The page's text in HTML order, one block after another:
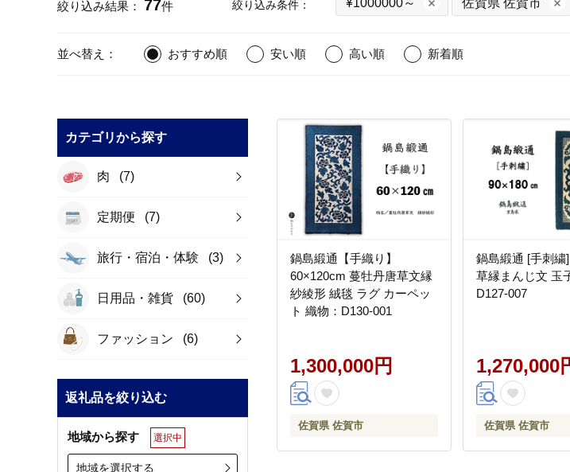
絞り込み結果： 77件 絞り込み条件： ¥1000000～ 佐賀県 佐賀市
並べ替え： おすすめ順 安い順 高い順 新着順
カテゴリから探す
肉 (7)
定期便 (7)
旅行・宿泊・体験 (3)
日用品・雑貨 (60)
ファッション (6)
返礼品を絞り込む
地域から探す 選択中
地域を選択する
鍋島緞通【手織り】
60×120cm 蔓牡丹唐草文縁
紗綾形 絨毯 ラグ カーペッ
ト 織物：D130-001
1,300,000円
佐賀県 佐賀市
鍋島緞通 [手刺繍
草縁まんじ文 玉
D127-007
1,270,000
佐賀県 佐賀市